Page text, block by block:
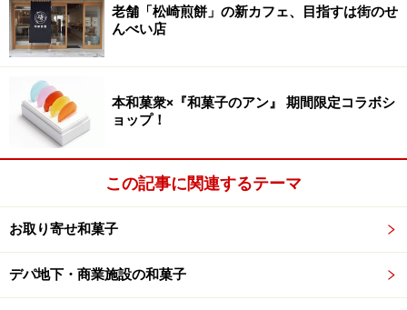
老舗「松崎煎餅」の新カフェ、目指すは街のせ
んべい店
本和菓衆×『和菓子のアン』 期間限定コラボシ
ョップ！
この記事に関連するテーマ
お取り寄せ和菓子
デパ地下・商業施設の和菓子